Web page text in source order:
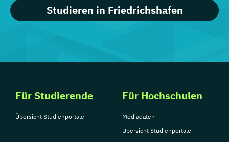
Studieren in Friedrichshafen
Für Studierende
Übersicht Studienportale
Für Hochschulen
Mediadaten
Übersicht Studienportale